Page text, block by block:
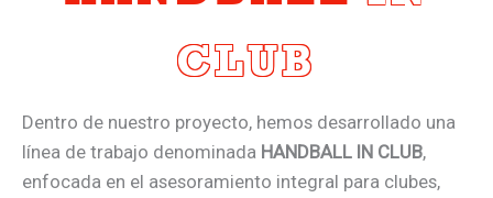
CLUB
Dentro de nuestro proyecto, hemos desarrollado una
línea de trabajo denominada HANDBALL IN CLUB,
enfocada en el asesoramiento integral para clubes,